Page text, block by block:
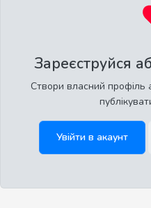
Зареєструйся
Створи власний профіль
Увійти в акаунт